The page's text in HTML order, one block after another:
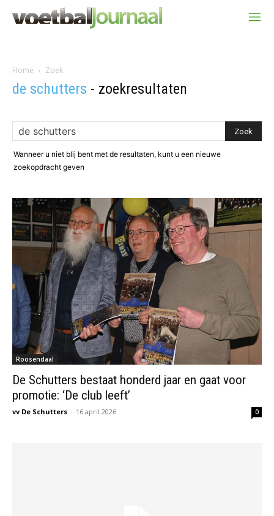
Home Zoek
de schutters - zoekresultaten
Wanneer u niet blij bent met de resultaten, kunt u een nieuwe
zoekopdracht geven
Roosendaal
De Schutters bestaat honderd jaar en gaat voor
promotie: ‘De club leeft’
vv De Schutters - 16 april 2026 0